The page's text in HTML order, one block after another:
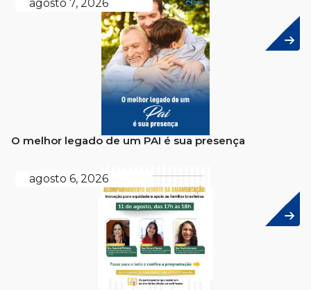
agosto 7, 2026
O melhor legado de um PAI é sua presença
agosto 6, 2026